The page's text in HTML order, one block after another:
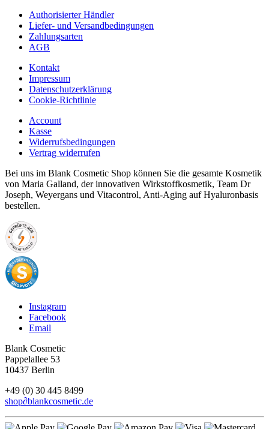
Authorisierter Händler
Liefer- und Versandbedingungen
Zahlungsarten
AGB
Kontakt
Impressum
Datenschutzerklärung
Cookie-Richtlinie
Account
Kasse
Widerrufsbedingungen
Vertrag widerrufen
Bei uns im Blank Cosmetic Shop können Sie die gesamte Kosmetik
von Maria Galland, der innovativen Wirkstoffkosmetik, Team Dr
Joseph, Weyergans und Vitacontrol, Anti-Aging auf Hyaluronbasis
bestellen.
Instagram
Facebook
Email
Blank Cosmetic
Pappelallee 53
10437 Berlin
+49 (0) 30 445 8499
shop∂blankcosmetic.de